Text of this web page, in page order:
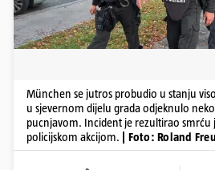
München se jutros probudio u stanju
u sjevernom dijelu grada odjeknulo
pucnjavom. Incident je rezultirao smrću
policijskom akcijom.
| Foto: Roland